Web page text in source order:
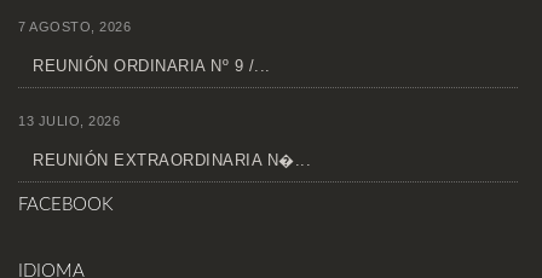
7 AGOSTO, 2026
REUNIÓN ORDINARIA Nº 9 /...
13 JULIO, 2026
REUNIÓN EXTRAORDINARIA N�...
FACEBOOK
IDIOMA